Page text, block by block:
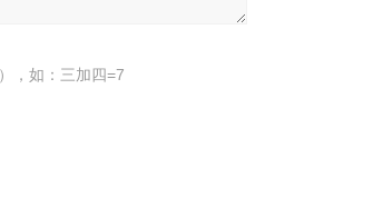
，如：三加四=7